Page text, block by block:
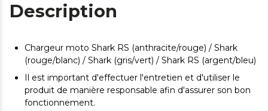
Description
Chargeur moto Shark RS (anthracite/rouge) / Shark
(rouge/blanc) / Shark (gris/vert) / Shark RS (argent/bleu)
Il est important d'effectuer l'entretien et d'utiliser le
produit de manière responsable afin d'assurer son bon
fonctionnement.